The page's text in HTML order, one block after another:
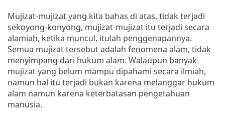
Mujizat-mujizat yang kita bahas di atas, tidak terjadi
sekoyong-konyong, mujizat-mujizat itu terjadi secara
alamiah, ketika muncul, itulah penggenapannya.
Semua mujizat tersebut adalah fenomena alam, tidak
menyimpang dari hukum alam. Walaupun banyak
mujizat yang belum mampu dipahami secara ilmiah,
namun hal itu terjadi bukan karena melanggar hukum
alam namun karena keterbatasan pengetahuan
manusia.